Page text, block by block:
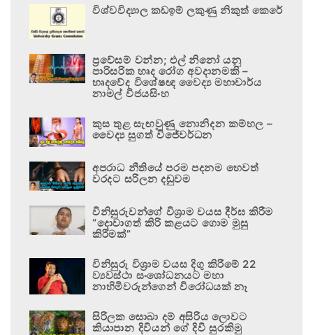
විශ්වවිද්‍යාල කඩඉම් ලකුණු නිකුත් කෙරේ
ප්‍රවේසම් වන්න; එල් නිනෝ යනු
පාරිසරික හෘද රෝග අවදානමකි –
හෘදවේද විශේෂඥ වෛද්‍ය මහාචාර්ය
නාමල් විජයසිංහ
කුස තුළ සැඟවුණු නොනිදන කම්හල –
වෛද්‍ය සුගත් විජේවර්ධන
අපරාධ නීතියේ පරම පදනම හෙවත්
වරදට සරිලන දඬුවම
විනිසුරුවන්ගේ විශ්‍රාම වයස දීර්ඝ කිරීම
“දොවාගත් කිරි කළයට ගොම මුසු
කිරීමක්”
විනිසුරු විශ්‍රාම වයස දිගු කිරීමේ 22
ව්‍යවස්ථා සංශෝධනයට මහා
නාහිමිවරුන්ගෙන් විරෝධයක් නෑ
සිරිලක සොබා දම් අසිරිය ලොවට
කියාපාන දිවියන් ගේ දිවි සුරකිමු